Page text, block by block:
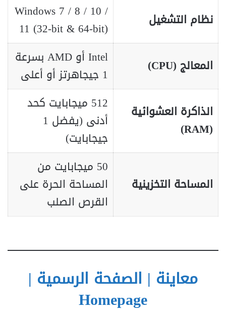
نظام التشغيل
Windows 7 / 8 / 10 /
11 (32-bit & 64-bit)
المعالج (CPU)
Intel أو AMD بسرعة
1 جيجاهرتز أو أعلى
الذاكرة العشوائية
(RAM)
512 ميجابايت كحد
أدنى (يفضل 1
جيجابايت)
المساحة التخزينية
50 ميجابايت من
المساحة الحرة على
القرص الصلب
معاينة | الصفحة الرسمية |
Homepage